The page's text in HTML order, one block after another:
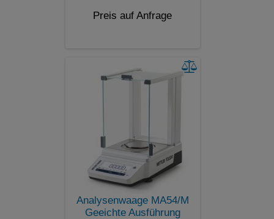
Preis auf Anfrage
Analysenwaage MA54/M
Geeichte Ausführung